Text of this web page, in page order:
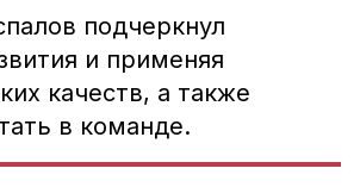
подчеркнул
и применяя
качеств, а также
в команде.